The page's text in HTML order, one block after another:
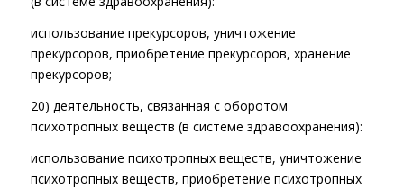
использование прекурсоров, уничтожение
прекурсоров, приобретение прекурсоров, хранение
прекурсоров;
20) деятельность, связанная с оборотом
психотропных веществ (в системе здравоохранения):
использование психотропных веществ, уничтожение
психотропных веществ, приобретение психотропных